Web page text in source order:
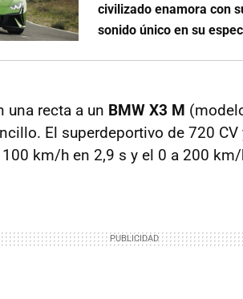
civilizado enamora con
sonido único en su
una recta a un BMW X3 M
El superdeportivo de 720
km/h en 2,9 s y el 0 a 200